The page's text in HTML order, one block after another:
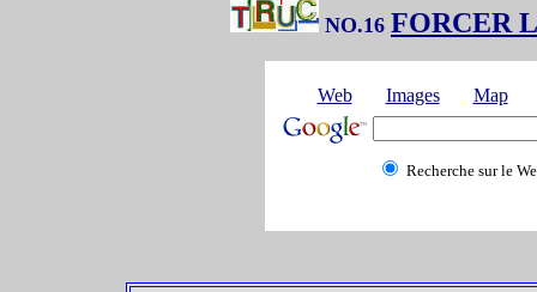
NO.16 FORCER
Web Images Map
Recherche sur le